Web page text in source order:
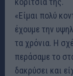
«Είμαι πολύ
έχουμε την
τα χρόνια. Η
περάσαμε το
δακρύσει και